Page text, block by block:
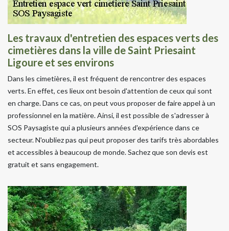
Les travaux d'entretien des espaces verts des
cimetières dans la ville de Saint Priesaint
Ligoure et ses environs
Dans les cimetières, il est fréquent de rencontrer des espaces
verts. En effet, ces lieux ont besoin d'attention de ceux qui sont
en charge. Dans ce cas, on peut vous proposer de faire appel à un
professionnel en la matière. Ainsi, il est possible de s'adresser à
SOS Paysagiste qui a plusieurs années d'expérience dans ce
secteur. N'oubliez pas qui peut proposer des tarifs très abordables
et accessibles à beaucoup de monde. Sachez que son devis est
gratuit et sans engagement.